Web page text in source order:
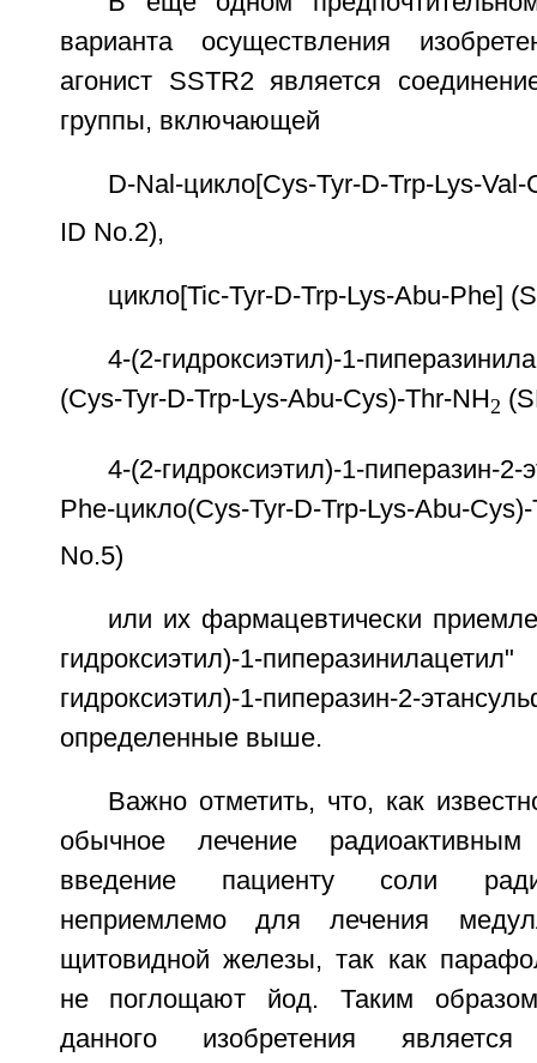
варианта осуществления
агонист SSTR2 является
группы, включающей
D-Nal-цикло[Cys-Tyr-D-Trp-Lys-Val-
ID No.2),
цикло[Tic-Tyr-D-Trp-Lys-Abu-Phe]
4-(2-гидроксиэтил)-1-
(Cys-Tyr-D-Trp-Lys-Abu-Cys)-Thr-NH2
4-(2-гидроксиэтил)-1-пиперазин-
Phe-цикло(Cys-Tyr-D-Trp-Lys-Abu-
No.5)
или их фармацевтически
гидроксиэтил)-1-
гидроксиэтил)-1-пиперазин-2-
определенные выше.
Важно отметить, что, как
обычное лечение
введение пациенту соли
неприемлемо для лечения
щитовидной железы, так как
не поглощают йод. Таким
данного изобретения